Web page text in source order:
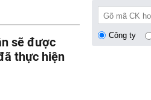
sẽ được
thực hiện
Công ty